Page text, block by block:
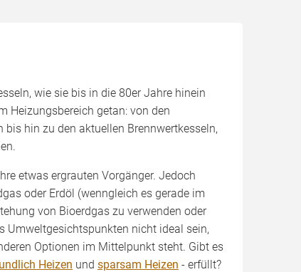
wie sie bis in die 80er Jahre hinein
Heizungsbereich getan: von den
hin zu den aktuellen Brennwertkesseln,
etwas ergrauten Vorgänger. Jedoch
oder Erdöl (wenngleich es gerade im
von Bioerdgas zu verwenden oder
Umweltgesichtspunkten nicht ideal sein,
Optionen im Mittelpunkt steht. Gibt es
Heizen und sparsam Heizen - erfüllt?